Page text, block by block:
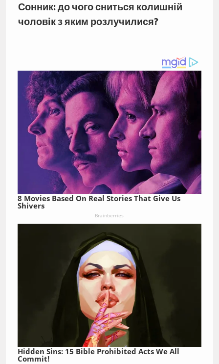
Сонник: до чого сниться колишній
чоловік з яким розлучилися?
8 Movies Based On Real Stories That Give Us
Shivers
Brainberries
Hidden Sins: 15 Bible Prohibited Acts We All
Commit!